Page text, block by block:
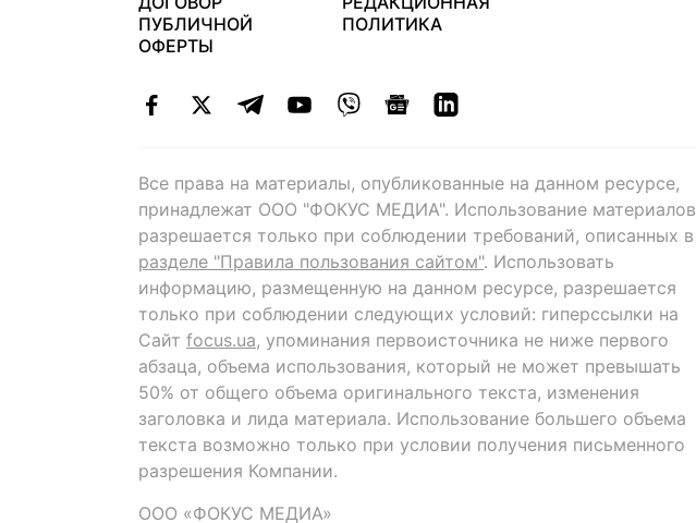
ПУБЛИЧНОЙ
ОФЕРТЫ
ПОЛИТИКА
Все права на материалы, опубликованные на данном ресурсе,
принадлежат ООО "ФОКУС МЕДИА". Использование материалов
разрешается только при соблюдении требований, описанных в
разделе "Правила пользования сайтом". Использовать
информацию, размещенную на данном ресурсе, разрешается
только при соблюдении следующих условий: гиперссылки на
Сайт focus.ua, упоминания первоисточника не ниже первого
абзаца, объема использования, который не может превышать
50% от общего объема оригинального текста, изменения
заголовка и лида материала. Использование большего объема
текста возможно только при условии получения письменного
разрешения Компании.
ООО «ФОКУС МЕДИА»